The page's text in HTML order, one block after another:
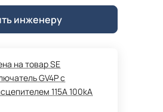
инженеру
на товар SE
GV4P с
115A 100kA